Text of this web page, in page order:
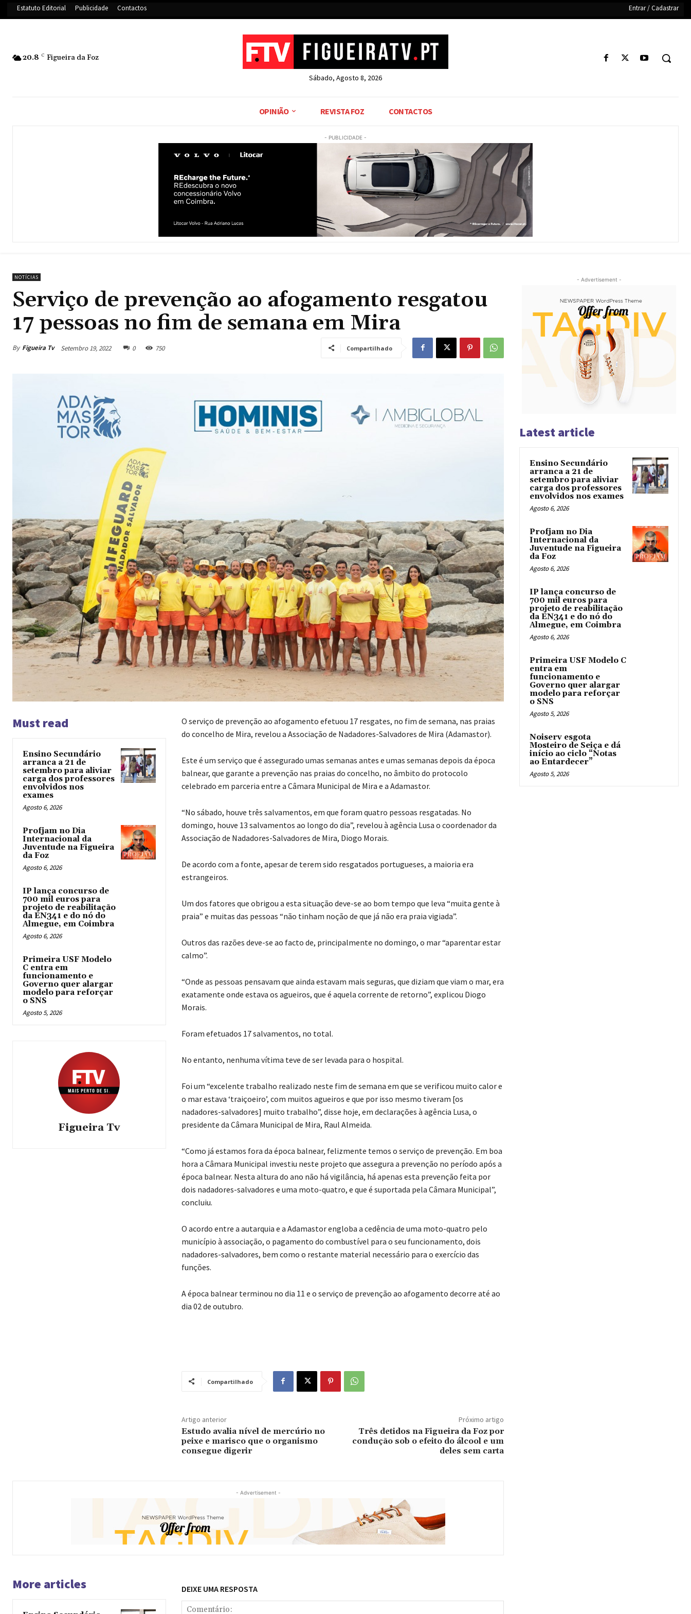
Estatuto Editorial Publicidade Contactos Entrar / Cadastrar
20.8 C Figueira da Foz
Sábado, Agosto 8, 2026
OPINIÃO REVISTA FOZ CONTACTOS
- PUBLICIDADE -
NOTÍCIAS
Serviço de prevenção ao afogamento resgatou
17 pessoas no fim de semana em Mira
By Figueira Tv Setembro 19, 2022 0 750 Compartilhado
Must read
Ensino Secundário
arranca a 21 de
setembro para aliviar
carga dos professores
envolvidos nos
exames
Agosto 6, 2026
Profjam no Dia
Internacional da
Juventude na Figueira
da Foz
Agosto 6, 2026
IP lança concurso de
700 mil euros para
projeto de reabilitação
da EN341 e do nó do
Almegue, em Coimbra
Agosto 6, 2026
Primeira USF Modelo
C entra em
funcionamento e
Governo quer alargar
modelo para reforçar
o SNS
Agosto 5, 2026
Figueira Tv
O serviço de prevenção ao afogamento efetuou 17 resgates, no fim de semana, nas praias
do concelho de Mira, revelou a Associação de Nadadores-Salvadores de Mira (Adamastor).
Este é um serviço que é assegurado umas semanas antes e umas semanas depois da época
balnear, que garante a prevenção nas praias do concelho, no âmbito do protocolo
celebrado em parceria entre a Câmara Municipal de Mira e a Adamastor.
“No sábado, houve três salvamentos, em que foram quatro pessoas resgatadas. No
domingo, houve 13 salvamentos ao longo do dia”, revelou à agência Lusa o coordenador da
Associação de Nadadores-Salvadores de Mira, Diogo Morais.
De acordo com a fonte, apesar de terem sido resgatados portugueses, a maioria era
estrangeiros.
Um dos fatores que obrigou a esta situação deve-se ao bom tempo que leva “muita gente à
praia” e muitas das pessoas “não tinham noção de que já não era praia vigiada”.
Outros das razões deve-se ao facto de, principalmente no domingo, o mar “aparentar estar
calmo”.
“Onde as pessoas pensavam que ainda estavam mais seguras, que diziam que viam o mar, era
exatamente onde estava os agueiros, que é aquela corrente de retorno”, explicou Diogo
Morais.
Foram efetuados 17 salvamentos, no total.
No entanto, nenhuma vítima teve de ser levada para o hospital.
Foi um “excelente trabalho realizado neste fim de semana em que se verificou muito calor e
o mar estava ‘traiçoeiro’, com muitos agueiros e que por isso mesmo tiveram [os
nadadores-salvadores] muito trabalho”, disse hoje, em declarações à agência Lusa, o
presidente da Câmara Municipal de Mira, Raul Almeida.
“Como já estamos fora da época balnear, felizmente temos o serviço de prevenção. Em boa
hora a Câmara Municipal investiu neste projeto que assegura a prevenção no período após a
época balnear. Nesta altura do ano não há vigilância, há apenas esta prevenção feita por
dois nadadores-salvadores e uma moto-quatro, e que é suportada pela Câmara Municipal”,
concluiu.
O acordo entre a autarquia e a Adamastor engloba a cedência de uma moto-quatro pelo
município à associação, o pagamento do combustível para o seu funcionamento, dois
nadadores-salvadores, bem como o restante material necessário para o exercício das
funções.
A época balnear terminou no dia 11 e o serviço de prevenção ao afogamento decorre até ao
dia 02 de outubro.
Compartilhado
Artigo anterior
Estudo avalia nível de mercúrio no
peixe e marisco que o organismo
consegue digerir
Próximo artigo
Três detidos na Figueira da Foz por
condução sob o efeito do álcool e um
deles sem carta
- Advertisement -
More articles DEIXE UMA RESPOSTA
- Advertisement -
Latest article
Ensino Secundário
arranca a 21 de
setembro para aliviar
carga dos professores
envolvidos nos exames
Agosto 6, 2026
Profjam no Dia
Internacional da
Juventude na Figueira
da Foz
Agosto 6, 2026
IP lança concurso de
700 mil euros para
projeto de reabilitação
da EN341 e do nó do
Almegue, em Coimbra
Agosto 6, 2026
Primeira USF Modelo C
entra em
funcionamento e
Governo quer alargar
modelo para reforçar
o SNS
Agosto 5, 2026
Noiserv esgota
Mosteiro de Seiça e dá
início ao ciclo “Notas
ao Entardecer”
Agosto 5, 2026